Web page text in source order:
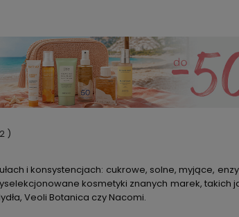
)
i konsystencjach: cukrowe, solne, myjące,
kosmetyki znanych marek, takich
Veoli Botanica czy Nacomi.